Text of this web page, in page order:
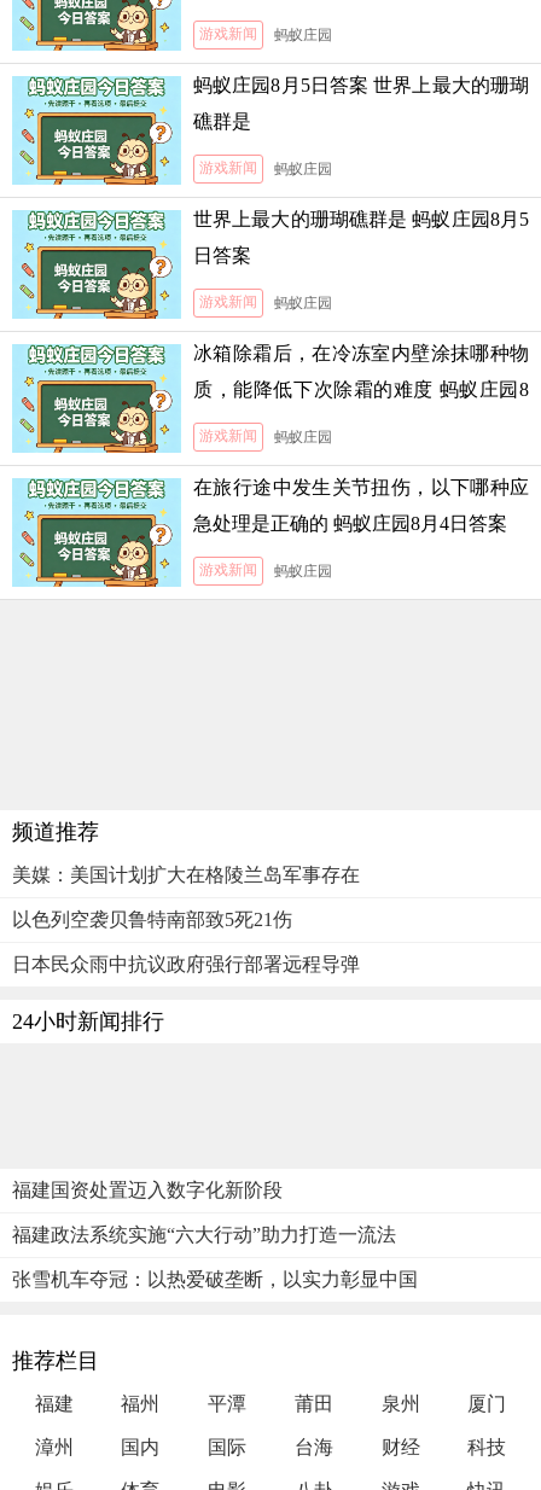
霜的难度
游戏新闻 蚂蚁庄园
蚂蚁庄园8月5日答案 世界上最大的珊瑚
礁群是
游戏新闻 蚂蚁庄园
世界上最大的珊瑚礁群是 蚂蚁庄园8月5
日答案
游戏新闻 蚂蚁庄园
冰箱除霜后，在冷冻室内壁涂抹哪种物
质，能降低下次除霜的难度 蚂蚁庄园8
月5日答案
游戏新闻 蚂蚁庄园
在旅行途中发生关节扭伤，以下哪种应
急处理是正确的 蚂蚁庄园8月4日答案
游戏新闻 蚂蚁庄园
频道推荐
美媒：美国计划扩大在格陵兰岛军事存在
以色列空袭贝鲁特南部致5死21伤
日本民众雨中抗议政府强行部署远程导弹
24小时新闻排行
福建国资处置迈入数字化新阶段
福建政法系统实施“六大行动”助力打造一流法
张雪机车夺冠：以热爱破垄断，以实力彰显中国
推荐栏目
福建 福州 平潭 莆田 泉州 厦门
漳州 国内 国际 台海 财经 科技